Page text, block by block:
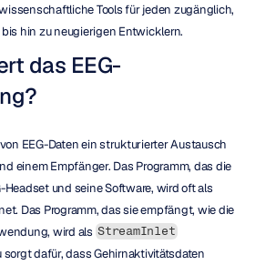
Tools für jeden zugänglich,
hin zu neugierigen Entwicklern.
das EEG-
EEG-Daten ein strukturierter Austausch
einem Empfänger. Das Programm, das die
Das Programm, das sie empfängt, wie die
wird als StreamInlet
dafür, dass Gehirnaktivitätsdaten